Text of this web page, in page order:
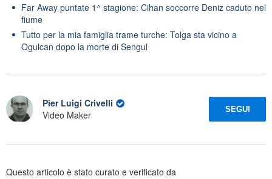
Far Away puntate 1^ stagione: Cihan soccorre Deniz caduto nel
fiume
Tutto per la mia famiglia trame turche: Tolga sta vicino a
Ogulcan dopo la morte di Sengul
Pier Luigi Crivelli
Video Maker
SEGUI
Questo articolo è stato curato e verificato da